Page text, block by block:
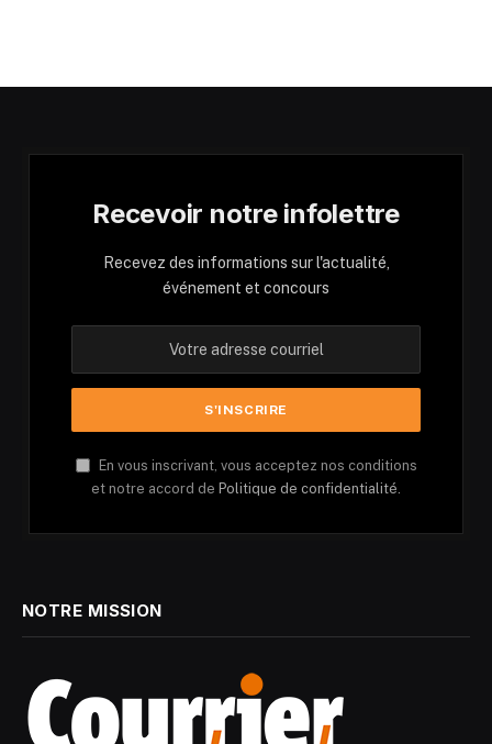
Recevoir notre infolettre
Recevez des informations sur l'actualité,
événement et concours
En vous inscrivant, vous acceptez nos conditions
et notre accord de Politique de confidentialité.
NOTRE MISSION